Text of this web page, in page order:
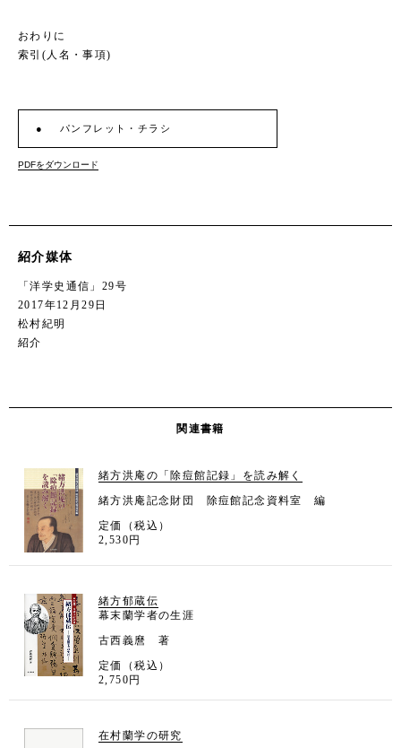
おわりに
索引(人名・事項)
パンフレット・チラシ
PDFをダウンロード
紹介媒体
「洋学史通信」29号
2017年12月29日
松村紀明
紹介
関連書籍
緒方洪庵の「除痘館記録」を読み解く
緒方洪庵記念財団 除痘館記念資料室 編
定価（税込）
2,530円
緒方郁蔵伝
幕末蘭学者の生涯
古西義麿 著
定価（税込）
2,750円
在村蘭学の研究